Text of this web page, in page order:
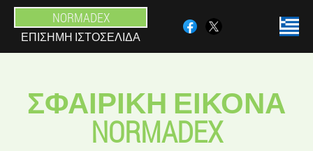
NORMADEX
ΕΠΊΣΗΜΗ ΙΣΤΟΣΕΛΊΔΑ
ΣΦΑΙΡΙΚΗ ΕΙΚΟΝΑ
NORMADEX